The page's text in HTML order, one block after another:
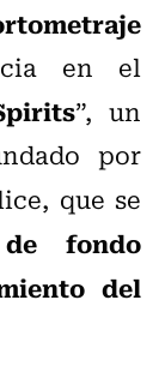
en el
”, un
por
que se
fondo
del